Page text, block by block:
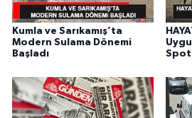
Kumla ve Sarıkamış’ta
Modern Sulama Dönemi
Başladı